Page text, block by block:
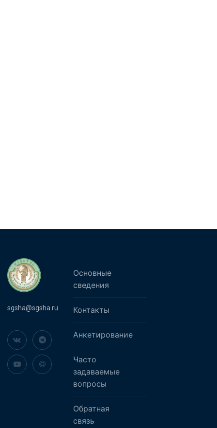
sgsha@sgsha.ru
Основные
сведения
Контакты
Анкетирование
Часто
задаваемые
вопросы
Обратная
связь